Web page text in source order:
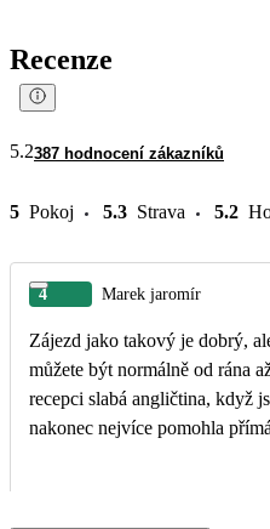
Recenze
5.2387 hodnocení zákazníků
5 Pokoj 5.3 Strava 5.2
4 Marek jaromír
Zájezd jako takový je dobrý,
můžete být normálně od rána až do 20:00. Na recepci Vám nic neřeknou, všechno
recepci slabá angličtina, když
nakonec nejvíce pomohla